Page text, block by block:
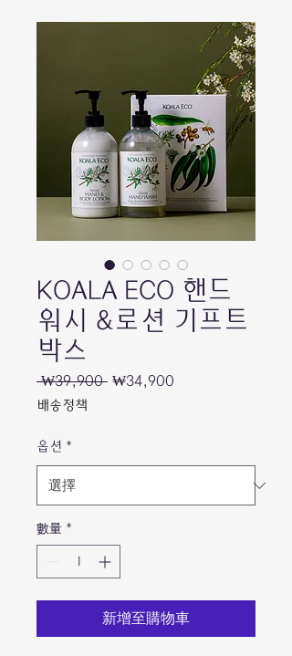
KOALA ECO 핸드
워시 &로션 기프트
박스
₩39,900 一₩34,900
배송정책
옵션 *
數量 *
新增至購物車